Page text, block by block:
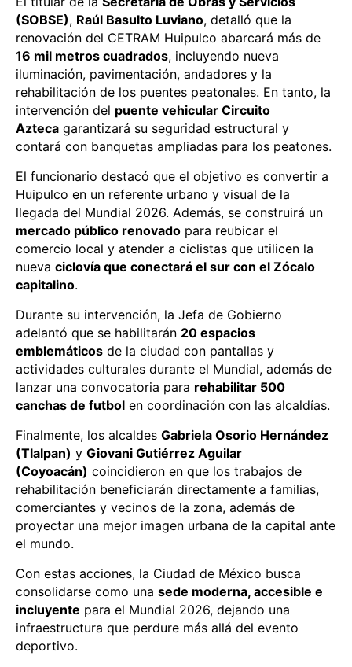
(SOBSE), Raúl Basulto Luviano, detalló que la
renovación del CETRAM Huipulco abarcará más de
16 mil metros cuadrados, incluyendo nueva
iluminación, pavimentación, andadores y la
rehabilitación de los puentes peatonales. En tanto, la
intervención del puente vehicular Circuito
Azteca garantizará su seguridad estructural y
contará con banquetas ampliadas para los peatones.
El funcionario destacó que el objetivo es convertir a
Huipulco en un referente urbano y visual de la
llegada del Mundial 2026. Además, se construirá un
mercado público renovado para reubicar el
comercio local y atender a ciclistas que utilicen la
nueva ciclovía que conectará el sur con el Zócalo
capitalino.
Durante su intervención, la Jefa de Gobierno
adelantó que se habilitarán 20 espacios
emblemáticos de la ciudad con pantallas y
actividades culturales durante el Mundial, además de
lanzar una convocatoria para rehabilitar 500
canchas de futbol en coordinación con las alcaldías.
Finalmente, los alcaldes Gabriela Osorio Hernández
(Tlalpan) y Giovani Gutiérrez Aguilar
(Coyoacán) coincidieron en que los trabajos de
rehabilitación beneficiarán directamente a familias,
comerciantes y vecinos de la zona, además de
proyectar una mejor imagen urbana de la capital ante
el mundo.
Con estas acciones, la Ciudad de México busca
consolidarse como una sede moderna, accesible e
incluyente para el Mundial 2026, dejando una
infraestructura que perdure más allá del evento
deportivo.